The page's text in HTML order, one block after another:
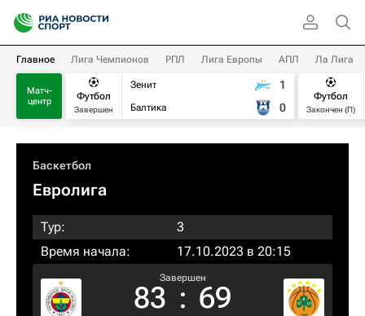
Главное Лига Чемпионов РПЛ Лига Европы АПЛ Ла Лига
Матч-
центр
Футбол
Завершен
Зенит
Балтика
1
0
Футбол
Закончен (П)
Баскетбол
Евролига
Тур:
3
Время начала:
17.10.2023 в 20:15
Завершен
83 : 69